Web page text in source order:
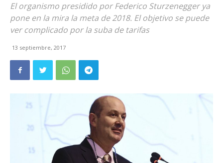
El organismo presidido por Federico Sturzenegger ya
pone en la mira la meta de 2018. El objetivo se puede
ver complicado por la suba de tarifas
13 septiembre, 2017